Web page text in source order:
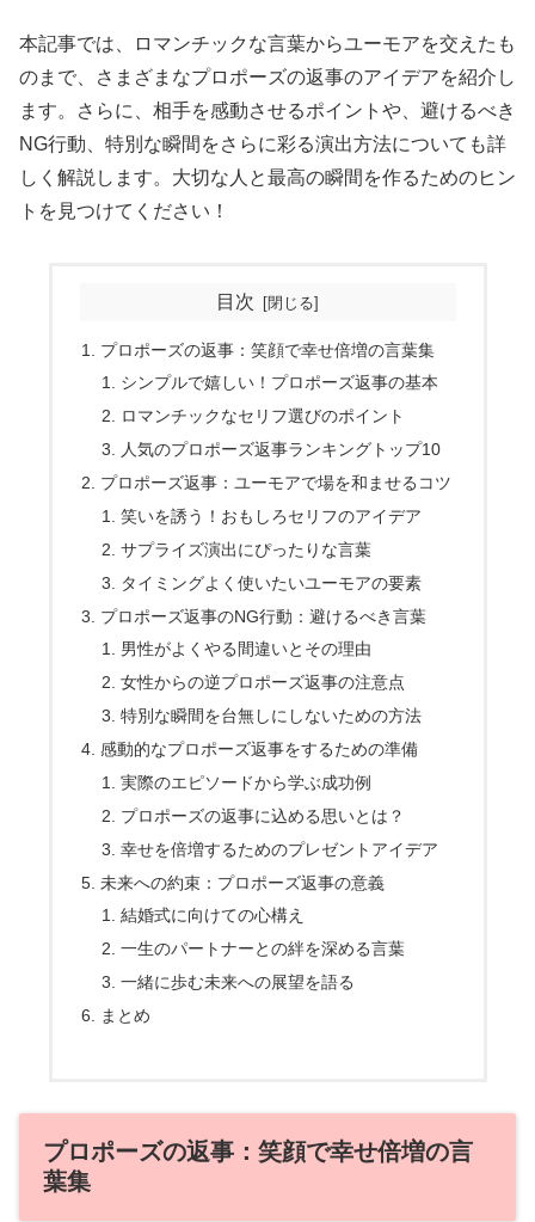
本記事では、ロマンチックな言葉からユーモアを交えたも
のまで、さまざまなプロポーズの返事のアイデアを紹介し
ます。さらに、相手を感動させるポイントや、避けるべき
NG行動、特別な瞬間をさらに彩る演出方法についても詳
しく解説します。大切な人と最高の瞬間を作るためのヒン
トを見つけてください！
目次
プロポーズの返事：笑顔で幸せ倍増の言葉集
シンプルで嬉しい！プロポーズ返事の基本
ロマンチックなセリフ選びのポイント
人気のプロポーズ返事ランキングトップ10
プロポーズ返事：ユーモアで場を和ませるコツ
笑いを誘う！おもしろセリフのアイデア
サプライズ演出にぴったりな言葉
タイミングよく使いたいユーモアの要素
プロポーズ返事のNG行動：避けるべき言葉
男性がよくやる間違いとその理由
女性からの逆プロポーズ返事の注意点
特別な瞬間を台無しにしないための方法
感動的なプロポーズ返事をするための準備
実際のエピソードから学ぶ成功例
プロポーズの返事に込める思いとは？
幸せを倍増するためのプレゼントアイデア
未来への約束：プロポーズ返事の意義
結婚式に向けての心構え
一生のパートナーとの絆を深める言葉
一緒に歩む未来への展望を語る
まとめ
プロポーズの返事：笑顔で幸せ倍増の言
葉集